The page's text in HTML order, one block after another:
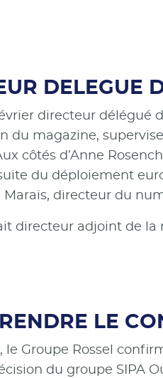
DELEGUE
directeur délégué
magazine,
côtés d’Anne
du déploiement
directeur du
directeur adjoint de la
LE
le Groupe Rossel
du groupe SIPA